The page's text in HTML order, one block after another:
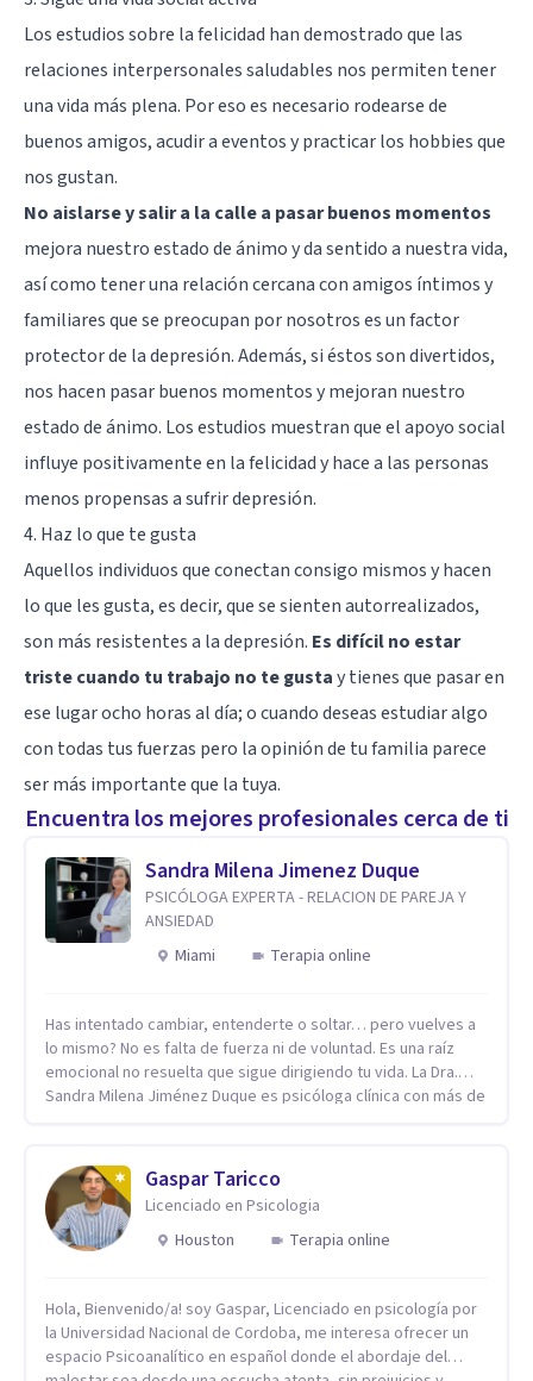
Los estudios sobre la felicidad han demostrado que las
relaciones interpersonales saludables nos permiten tener
una vida más plena. Por eso es necesario rodearse de
buenos amigos, acudir a eventos y practicar los hobbies que
nos gustan.
No aislarse y salir a la calle a pasar buenos momentos
mejora nuestro estado de ánimo y da sentido a nuestra vida,
así como tener una relación cercana con amigos íntimos y
familiares que se preocupan por nosotros es un factor
protector de la depresión. Además, si éstos son divertidos,
nos hacen pasar buenos momentos y mejoran nuestro
estado de ánimo. Los estudios muestran que el apoyo social
influye positivamente en la felicidad y hace a las personas
menos propensas a sufrir depresión.
4. Haz lo que te gusta
Aquellos individuos que conectan consigo mismos y hacen
lo que les gusta, es decir, que se sienten autorrealizados,
son más resistentes a la depresión. Es difícil no estar
triste cuando tu trabajo no te gustay tienes que pasar en
ese lugar ocho horas al día; o cuando deseas estudiar algo
con todas tus fuerzas pero la opinión de tu familia parece
ser más importante que la tuya.
Encuentra los mejores profesionales cerca de ti
Sandra Milena Jimenez Duque
PSICÓLOGA EXPERTA - RELACION DE PAREJA Y
ANSIEDAD
Miami
Terapia online
Has intentado cambiar, entenderte o soltar… pero vuelves a
lo mismo? No es falta de fuerza ni de voluntad. Es una raíz
emocional no resuelta que sigue dirigiendo tu vida. La Dra.
Sandra Milena Jiménez Duque es psicóloga clínica con más de
ansiedad, la baja autoestima, la dependencia emocional y los
conflictos de pareja. Ha trabajado con pacientes en
diferentes países, acompañando procesos complejos. Su
enfoque terapéutico se diferencia por una premisa clara: no
sistema emocional, reprocesamiento de heridas de la
infancia y reestructuración cognitiva profunda, permitiendo
transformar patrones, emociones y decisiones desde su
Gaspar Taricco
Licenciado en Psicologia
Houston
Terapia online
Hola, Bienvenido/a! soy Gaspar, Licenciado en psicología por
la Universidad Nacional de Cordoba, me interesa ofrecer un
espacio Psicoanalítico en español donde el abordaje del